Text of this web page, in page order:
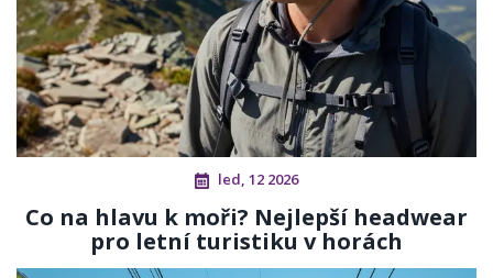
led, 12 2026
Co na hlavu k moři? Nejlepší headwear
pro letní turistiku v horách